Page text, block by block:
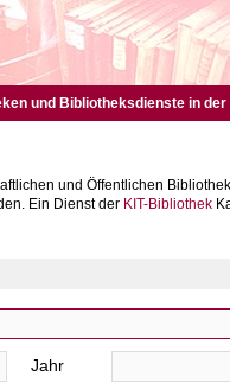
und Bibliotheksdienste in
und Öffentlichen
Ein Dienst der KIT-Bibliothek
Jahr